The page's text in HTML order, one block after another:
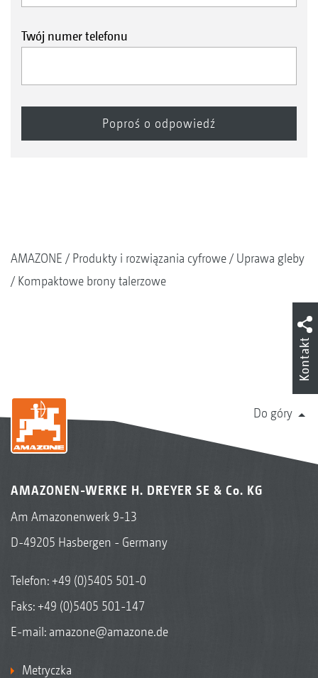
Twój numer telefonu
AMAZONE Produkty i rozwiązania cyfrowe
Uprawa gleby
Kompaktowe brony talerzowe
Do góry
AMAZONEN-WERKE H. DREYER SE & Co. KG
Am Amazonenwerk 9-13
D-49205 Hasbergen - Germany
Telefon:+49 (0)5405 501-0
Faks: +49 (0)5405 501-147
E-mail: amazone@amazone.de
Metryczka
Kontakt